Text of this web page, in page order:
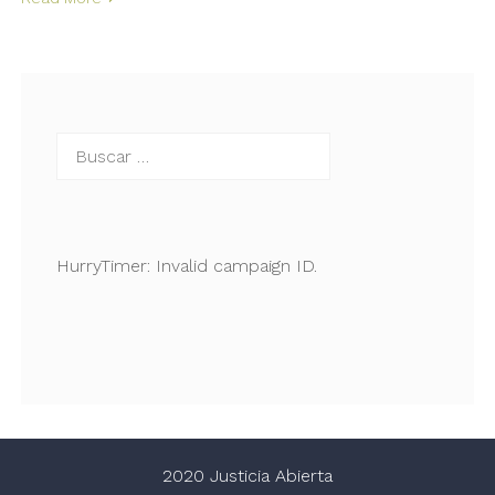
HurryTimer: Invalid campaign ID.
2020 Justicia Abierta